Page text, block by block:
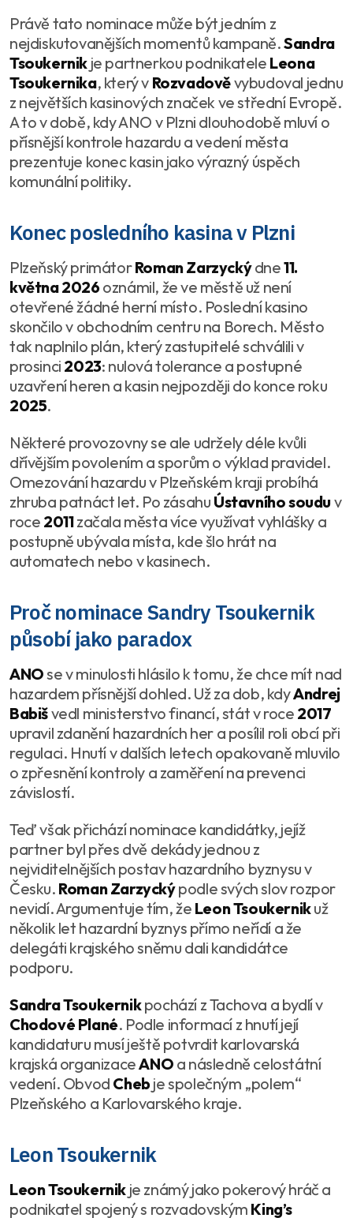
Právě tato nominace může být jedním z
nejdiskutovanějších momentů kampaně.Sandra
Tsoukernik je partnerkou podnikatele Leona
Tsoukernika, který v Rozvadověvybudoval jednu
z největších kasinových značek ve střední Evropě.
A to v době, kdy ANO v Plzni dlouhodobě mluví o
přísnější kontrole hazardu a vedení města
prezentuje konec kasin jako výrazný úspěch
komunální politiky.
Konec posledního kasina v Plzni
Plzeňský primátorRoman Zarzyckýdne11.
května 2026 oznámil, že ve městě už není
otevřené žádné herní místo. Poslední kasino
skončilo v obchodním centru na Borech. Město
tak naplnilo plán, který zastupitelé schválili v
prosinci 2023: nulová tolerance a postupné
uzavření heren a kasin nejpozději do konce roku
2025.
Některé provozovny se ale udržely déle kvůli
dřívějším povolením a sporům o výklad pravidel.
Omezování hazardu v Plzeňském kraji probíhá
zhruba patnáct let. Po zásahu Ústavního souduv
roce 2011začala města více využívat vyhlášky a
postupně ubývala místa, kde šlo hrát na
automatech nebo v kasinech.
Proč nominace Sandry Tsoukernik
působí jako paradox
ANOse v minulosti hlásilo k tomu, že chce mít nad
hazardem přísnější dohled. Už za dob, kdyAndrej
Babišvedl ministerstvo financí, stát v roce 2017
upravil zdanění hazardních her a posílil roli obcí při
regulaci. Hnutí v dalších letech opakovaně mluvilo
o zpřesnění kontroly a zaměření na prevenci
závislostí.
Teď však přichází nominace kandidátky, jejíž
partner byl přes dvě dekády jednou z
nejviditelnějších postav hazardního byznysu v
Česku. Roman Zarzyckýpodle svých slov rozpor
nevidí. Argumentuje tím, že Leon Tsoukernikuž
několik let hazardní byznys přímo neřídí a že
delegáti krajského sněmu dali kandidátce
podporu.
Sandra Tsoukernikpochází z Tachova a bydlí v
Chodové Plané. Podle informací z hnutí její
kandidaturu musí ještě potvrdit karlovarská
krajská organizaceANO a následně celostátní
vedení. Obvod Cheb je společným „polem“
Plzeňského a Karlovarského kraje.
Leon Tsoukernik
Leon Tsoukernik je známý jako pokerový hráč a
podnikatel spojený s rozvadovským King’s